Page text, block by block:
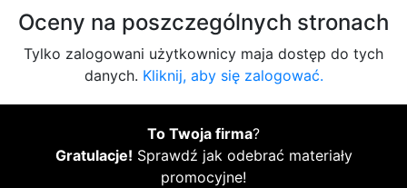
Oceny na poszczególnych stronach
Tylko zalogowani użytkownicy maja dostęp do tych
danych. Kliknij, aby się zalogować.
To Twoja firma?
Gratulacje! Sprawdź jak odebrać materiały
promocyjne!